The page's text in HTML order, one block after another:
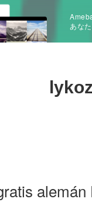
あな
alemán